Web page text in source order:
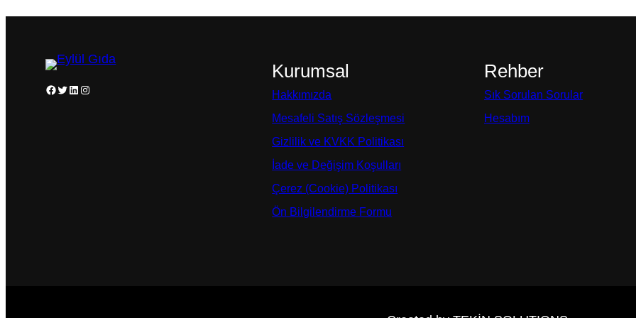
Facebook Twitter LinkedIn Instagram
Kurumsal
Hakkımızda
Mesafeli Satış Sözleşmesi
Gizlilik ve KVKK Politikası
İade ve Değişim Koşulları
Çerez (Cookie) Politikası
Ön Bilgilendirme Formu
Rehber
Sık Sorulan Sorular
Hesabım